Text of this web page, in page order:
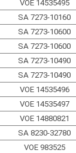
VOE 14535495
SA 7273-10160
SA 7273-10600
SA 7273-10600
SA 7273-10490
SA 7273-10490
VOE 14535496
VOE 14535497
VOE 14880821
SA 8230-32780
VOE 983525